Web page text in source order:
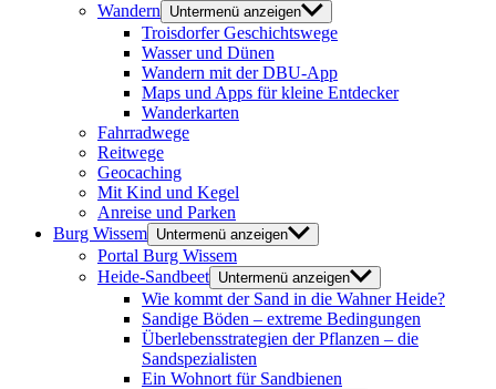
Wandern
Untermenü anzeigen
Troisdorfer Geschichtswege
Wasser und Dünen
Wandern mit der DBU-App
Maps und Apps für kleine Entdecker
Wanderkarten
Fahrradwege
Reitwege
Geocaching
Mit Kind und Kegel
Anreise und Parken
Burg Wissem Untermenü anzeigen
Portal Burg Wissem
Heide-Sandbeet Untermenü anzeigen
Wie kommt der Sand in die Wahner Heide?
Sandige Böden – extreme Bedingungen
Überlebensstrategien der Pflanzen – die
Sandspezialisten
Ein Wohnort für Sandbienen